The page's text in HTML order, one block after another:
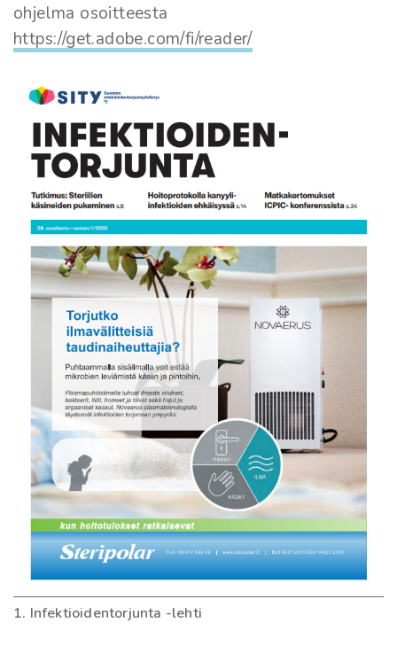
ohjelma osoitteesta
https://get.adobe.com/fi/reader/
1. Infektioidentorjunta -lehti